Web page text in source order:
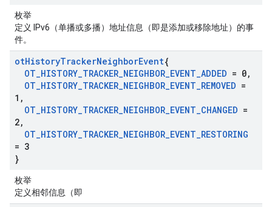
枚举
定义 IPv6（单播或多播）地址信息（即是添加或移除地址）的事
件。
otHistoryTrackerNeighborEvent{
OT_HISTORY_TRACKER_NEIGHBOR_EVENT_ADDED = 0,
OT_HISTORY_TRACKER_NEIGHBOR_EVENT_REMOVED =
1 ,
OT_HISTORY_TRACKER_NEIGHBOR_EVENT_CHANGED =
2,
OT_HISTORY_TRACKER_NEIGHBOR_EVENT_RESTORING
= 3
}
枚举
定义相邻信息（即